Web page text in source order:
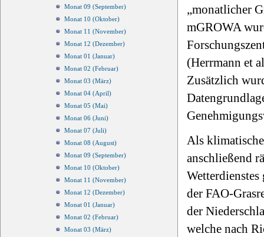
Monat 09 (September)
Monat 10 (Oktober)
Monat 11 (November)
Monat 12 (Dezember)
Monat 01 (Januar)
Monat 02 (Februar)
Monat 03 (März)
Monat 04 (April)
Monat 05 (Mai)
Monat 06 (Juni)
Monat 07 (Juli)
Monat 08 (August)
Monat 09 (September)
Monat 10 (Oktober)
Monat 11 (November)
Monat 12 (Dezember)
Monat 01 (Januar)
Monat 02 (Februar)
Monat 03 (März)
„monatlicher
mGROWA
(Herrmann et
Zusätzlich
Als
anschließend
der FAO-
der
welche nach